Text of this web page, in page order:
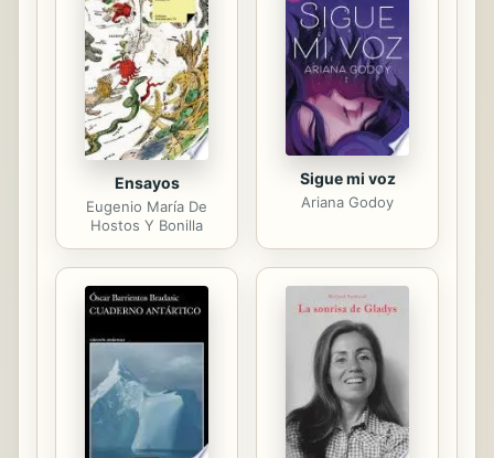
Ensayos
Eugenio María De
Hostos Y Bonilla
Sigue mi voz
Ariana Godoy